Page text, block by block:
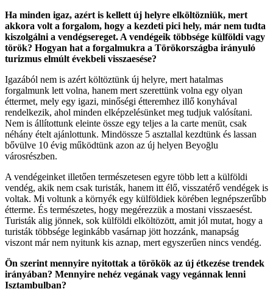
Ha minden igaz, azért is kellett új helyre elköltözniük, mert
akkora volt a forgalom, hogy a kezdeti pici hely, már nem tudta
kiszolgálni a vendégsereget. A vendégeik többsége külföldi vagy
török? Hogyan hat a forgalmukra a Törökországba irányuló
turizmus elmúlt évekbeli visszaesése?
Igazából nem is azért költöztünk új helyre, mert hatalmas
forgalmunk lett volna, hanem mert szerettünk volna egy olyan
éttermet, mely egy igazi, minőségi étteremhez illő konyhával
rendelkezik, ahol minden elképzelésünket meg tudjuk valósítani.
Nem is állítottunk eleinte össze egy teljes a la carte menüt, csak
néhány ételt ajánlottunk. Mindössze 5 asztallal kezdtünk és lassan
bővülve 10 évig működtünk azon az új helyen Beyoğlu
városrészben.
A vendégeinket illetően természetesen egyre több lett a külföldi
vendég, akik nem csak turisták, hanem itt élő, visszatérő vendégek is
voltak. Mi voltunk a környék egy külföldiek körében legnépszerűbb
étterme. És természetes, hogy megérezzük a mostani visszaesést.
Turisták alig jönnek, sok külföldi elköltözött, amit jól mutat, hogy a
turisták többsége leginkább vasárnap jött hozzánk, manapság
viszont már nem nyitunk kis aznap, mert egyszerűen nincs vendég.
Ön szerint mennyire nyitottak a törökök az új étkezése trendek
irányában? Mennyire nehéz vegának vagy vegánnak lenni
Isztambulban?